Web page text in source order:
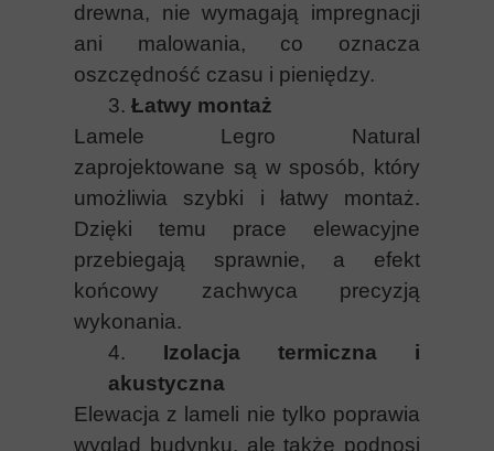
drewna, nie wymagają impregnacji
ani malowania, co oznacza
oszczędność czasu i pieniędzy.
3. Łatwy montaż
Lamele Legro Natural
zaprojektowane są w sposób, który
umożliwia szybki i łatwy montaż.
Dzięki temu prace elewacyjne
przebiegają sprawnie, a efekt
końcowy zachwyca precyzją
wykonania.
4.
Izolacja termiczna i
akustyczna
Elewacja z lameli nie tylko poprawia
wygląd budynku, ale także podnosi